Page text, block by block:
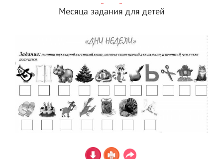
Месяца задания для детей